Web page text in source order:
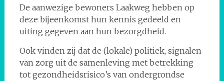
De aanwezige bewoners Laakweg hebben op
deze bijeenkomst hun kennis gedeeld en
uiting gegeven aan hun bezorgdheid.
Ook vinden zij dat de (lokale) politiek, signalen
van zorg uit de samenleving met betrekking
tot gezondheidsrisico’s van ondergrondse